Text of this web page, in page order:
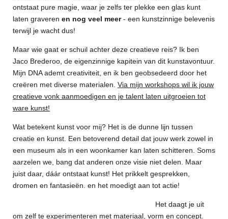
ontstaat pure magie, waar je zelfs ter plekke een glas kunt
laten graveren en nog veel meer- een kunstzinnige belevenis
terwijl je wacht dus!
Maar wie gaat er schuil achter deze creatieve reis? Ik ben
Jaco Brederoo, de eigenzinnige kapitein van dit kunstavontuur.
Mijn DNA ademt creativiteit, en ik ben geobsedeerd door het
creëren met diverse materialen. Via mijn workshops wil ik jouw
creatieve vonk aanmoedigen en je talent laten uitgroeien tot
ware kunst!
Wat betekent kunst voor mij? Het is de dunne lijn tussen
creatie en kunst. Een betoverend detail dat jouw werk zowel in
een museum als in een woonkamer kan laten schitteren. Soms
aarzelen we, bang dat anderen onze visie niet delen. Maar
juist daar, dáár ontstaat kunst! Het prikkelt gesprekken,
dromen en fantasieën. en het moedigt aan tot actie!
Het daagt je uit
om zelf te experimenteren met materiaal, vorm en concept.